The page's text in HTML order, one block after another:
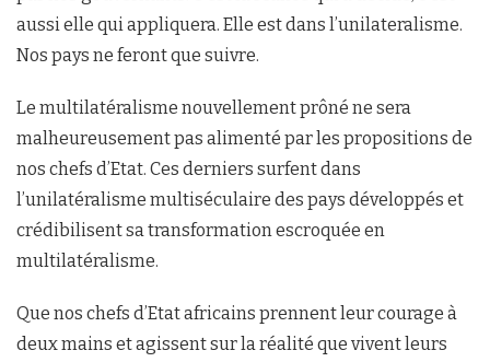
aussi elle qui appliquera. Elle est dans l’unilateralisme.
Nos pays ne feront que suivre.
Le multilatéralisme nouvellement prôné ne sera
malheureusement pas alimenté par les propositions de
nos chefs d’Etat. Ces derniers surfent dans
l’unilatéralisme multiséculaire des pays développés et
crédibilisent sa transformation escroquée en
multilatéralisme.
Que nos chefs d’Etat africains prennent leur courage à
deux mains et agissent sur la réalité que vivent leurs